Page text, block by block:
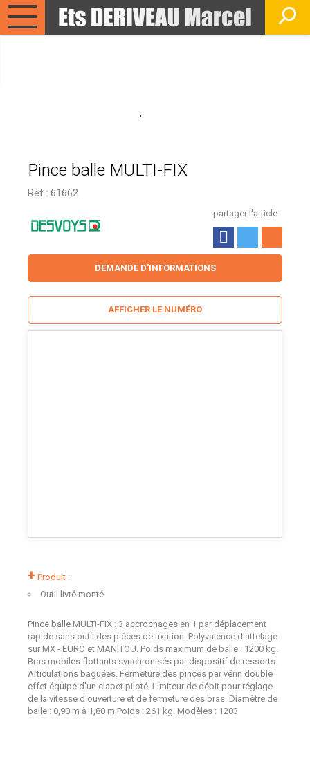
Pince balle MULTI-FIX
Réf : 61662
+ Produit :
Outil livré monté
partager l'article
Pince balle MULTI-FIX : 3 accrochages en 1 par déplacement
rapide sans outil des pièces de fixation. Polyvalence d'attelage
sur MX - EURO et MANITOU. Poids maximum de balle : 1200 kg.
Bras mobiles flottants synchronisés par dispositif de ressorts.
Articulations baguées. Fermeture des pinces par vérin double
effet équipé d'un clapet piloté. Limiteur de débit pour réglage
de la vitesse d'ouverture et de fermeture des bras. Diamètre de
balle : 0,90 m à 1,80 m Poids : 261 kg. Modèles : 1203
DEMANDE D'INFORMATIONS
AFFICHER LE NUMÉRO